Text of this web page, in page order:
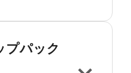
プパック